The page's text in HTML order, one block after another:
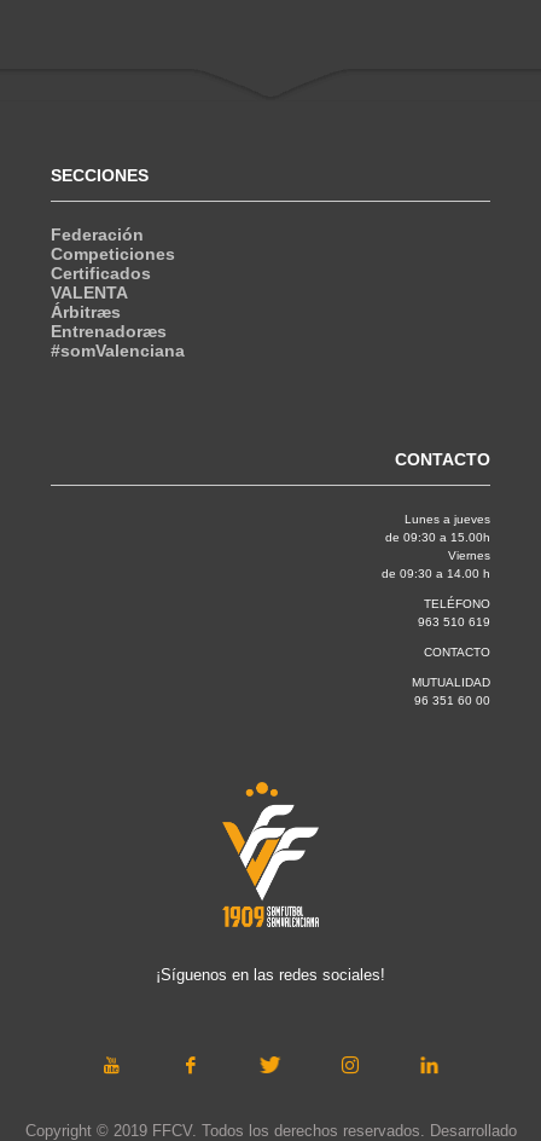
SECCIONES
Federación
Competiciones
Certificados
VALENTA
Árbitræs
Entrenadoræs
#somValenciana
CONTACTO
Lunes a jueves
de 09:30 a 15.00h
Viernes
de 09:30 a 14.00 h
TELÉFONO
963 510 619
CONTACTO
MUTUALIDAD
96 351 60 00
¡Síguenos en las redes sociales!
Copyright © 2019 FFCV. Todos los derechos reservados. Desarrollado